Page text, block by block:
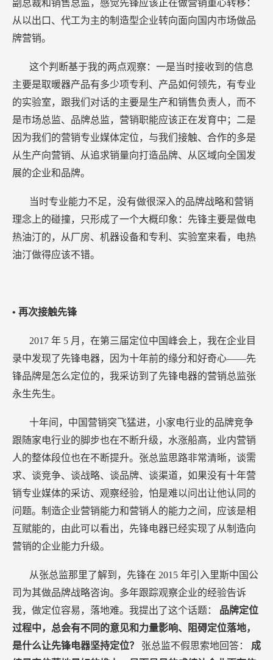
副总裁和销售总监，感觉先锋应该正在做营销重心转移：
从以出口、代工为主的制造型企业转向面向国内市场做品
牌营销。
这个判断基于我的两点观察：一是当时接收到的信息
主要是取暖器产品有多少项专利、产品如何领先，有专业
的实验室，跟我们对话的主要是生产和销售负责人，而不
是市场总监、品牌总监，营销职能应该正在发育中；二是
因为我们的营销专业媒体定位，与我们接触、合作的多是
从生产向营销、从追求销量向打造品牌、从区域向全国发
展的企业和品牌。
当时专业能力不足，没有做很深入的品牌战略和营销
理念上的碰撞，只形成了一个大概印象：先锋主要是做电
热油汀的，从厂房、机器设备和专利、实验室来看，电热
油汀做得应该不错。
• 再次接触先锋
2017 年 5 月，在第三届定位中国峰会上，我在企业目
录中发现了先锋电器，因为十年前的缘分和好奇心——先
锋品牌是怎么定位的，我采访到了先锋电器的营销总监张
永生先生。
十年间，中国营销突飞猛进，小家电行业的品牌竞争
跟随家电行业的脚步也在不断升级，水涨船高，业内营销
人的整体段位也在不断提升。张总监思路非常清晰，谈需
求、谈竞争、谈战略、谈品牌、谈渠道，如果没有十年营
销专业媒体的采访、观察经验，怕是难以问出让他认同的
问题。制造企业营销能力和营销人的能力之间，应该是相
互赋能的，由此可以看出，先锋电器已经实现了从制造向
营销的企业能力升级。
从张总监那里了解到，先锋在 2015 年引入里斯中国公
司为其做品牌战略咨询。多年跟踪观察企业的经验告诉
我，做定位容易，落地难。我提出了这个话题： 品牌定位
过程中，总会有不同的意见和力量影响、阻碍定位落地，
是什么让先锋电器坚持定位？ 张总监不假思索地回答： 成